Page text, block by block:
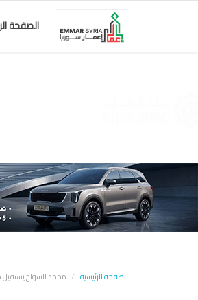
الصفحة
الصفحة الرئيسية محمد السواح يستقيل